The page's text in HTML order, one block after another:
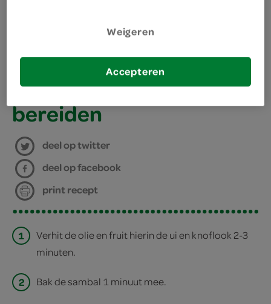
3 eetlepels arachideolie
kies je winkel
bereiden
deel op twitter
deel op facebook
print recept
1
Verhit de olie en fruit hierin de ui en knoflook 2-3
minuten.
2 Bak de sambal 1 minuut mee.
Weigeren
Accepteren